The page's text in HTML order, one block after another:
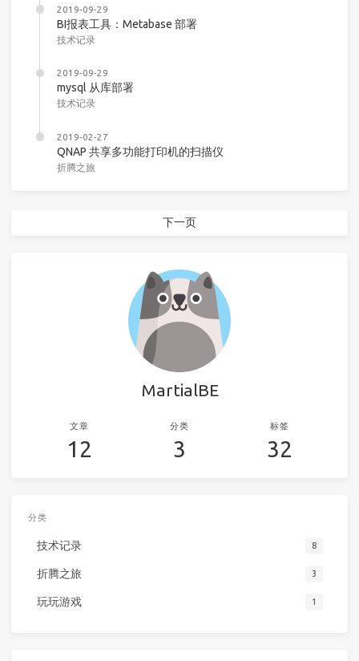
2019-09-29
BI报表工具：Metabase 部署
技术记录
2019-09-29
mysql 从库部署
技术记录
2019-02-27
QNAP 共享多功能打印机的扫描仪
折腾之旅
下一页
MartialBE
文章
12
分类
3
标签
32
分类
技术记录 8
折腾之旅 3
玩玩游戏 1